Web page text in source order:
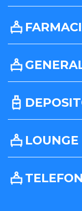
LOUNGE